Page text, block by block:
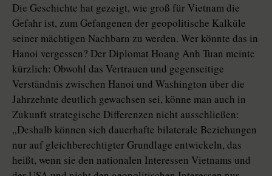
Die Geschichte hat gezeigt, wie groß für Vietnam die
Gefahr ist, zum Gefangenen der geopolitische Kalküle
seiner mächtigen Nachbarn zu werden. Wer könnte das in
Hanoi vergessen? Der Diplomat Hoang Anh Tuan meinte
kürzlich: Obwohl das Vertrauen und gegenseitige
Verständnis zwischen Hanoi und Washington über die
Jahrzehnte deutlich gewachsen sei, könne man auch in
Zukunft strategische Differenzen nicht ausschließen:
„Deshalb können sich dauerhafte bilaterale Beziehungen
nur auf gleichberechtigter Grundlage entwickeln, das
heißt, wenn sie den nationalen Interessen Vietnams und